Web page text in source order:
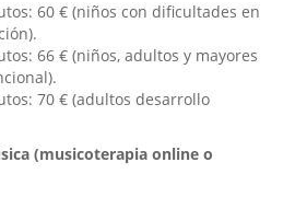
60 € (niños con dificultades en
66 € (niños, adultos y mayores
70 € (adultos desarrollo
(musicoterapia online o